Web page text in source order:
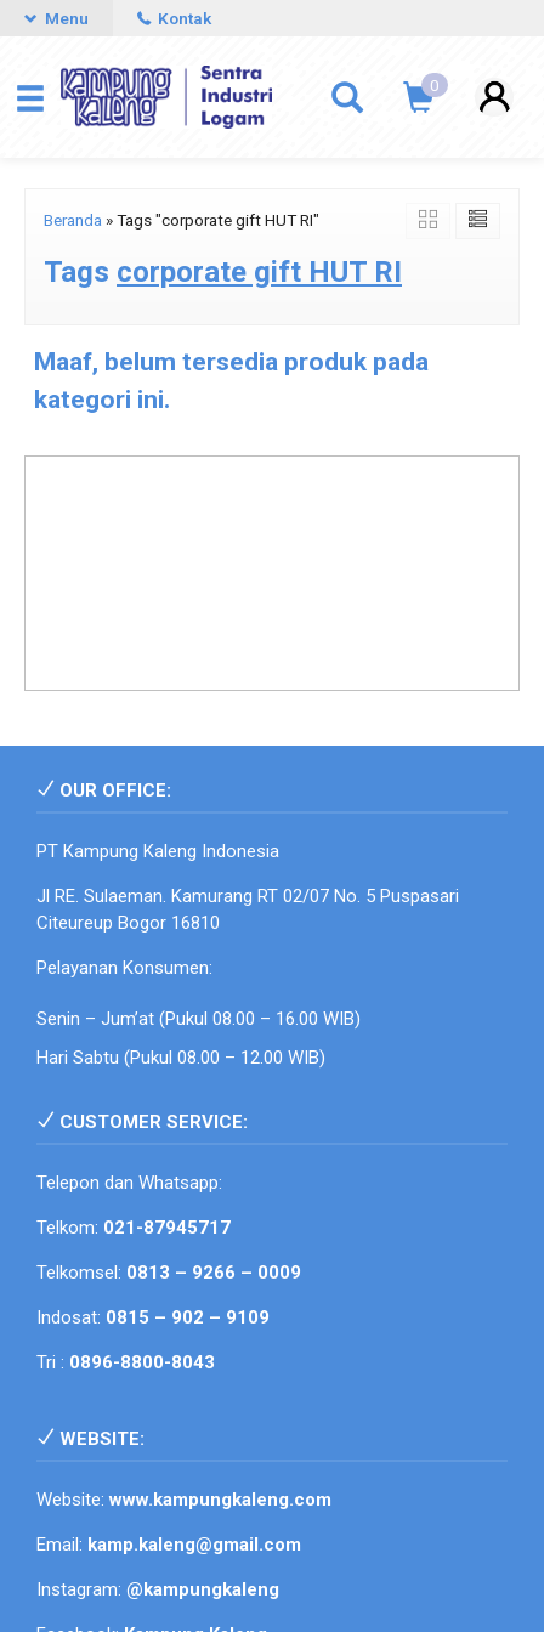
Menu Kontak
0
Beranda »Tags "corporate gift HUT RI"
Tags corporate gift HUT RI
Maaf, belum tersedia produk pada
kategori ini.
OUR OFFICE:
PT Kampung Kaleng Indonesia
Jl RE. Sulaeman. Kamurang RT 02/07 No. 5 Puspasari
Citeureup Bogor 16810
Pelayanan Konsumen:
Senin – Jum’at (Pukul 08.00 – 16.00 WIB)
Hari Sabtu (Pukul 08.00 – 12.00 WIB)
CUSTOMER SERVICE:
Telepon dan Whatsapp:
Telkom: 021-87945717
Telkomsel: 0813 – 9266 – 0009
Indosat: 0815 – 902 – 9109
Tri : 0896-8800-8043
WEBSITE:
Website:www.kampungkaleng.com
Email: kamp.kaleng@gmail.com
Instagram: @kampungkaleng